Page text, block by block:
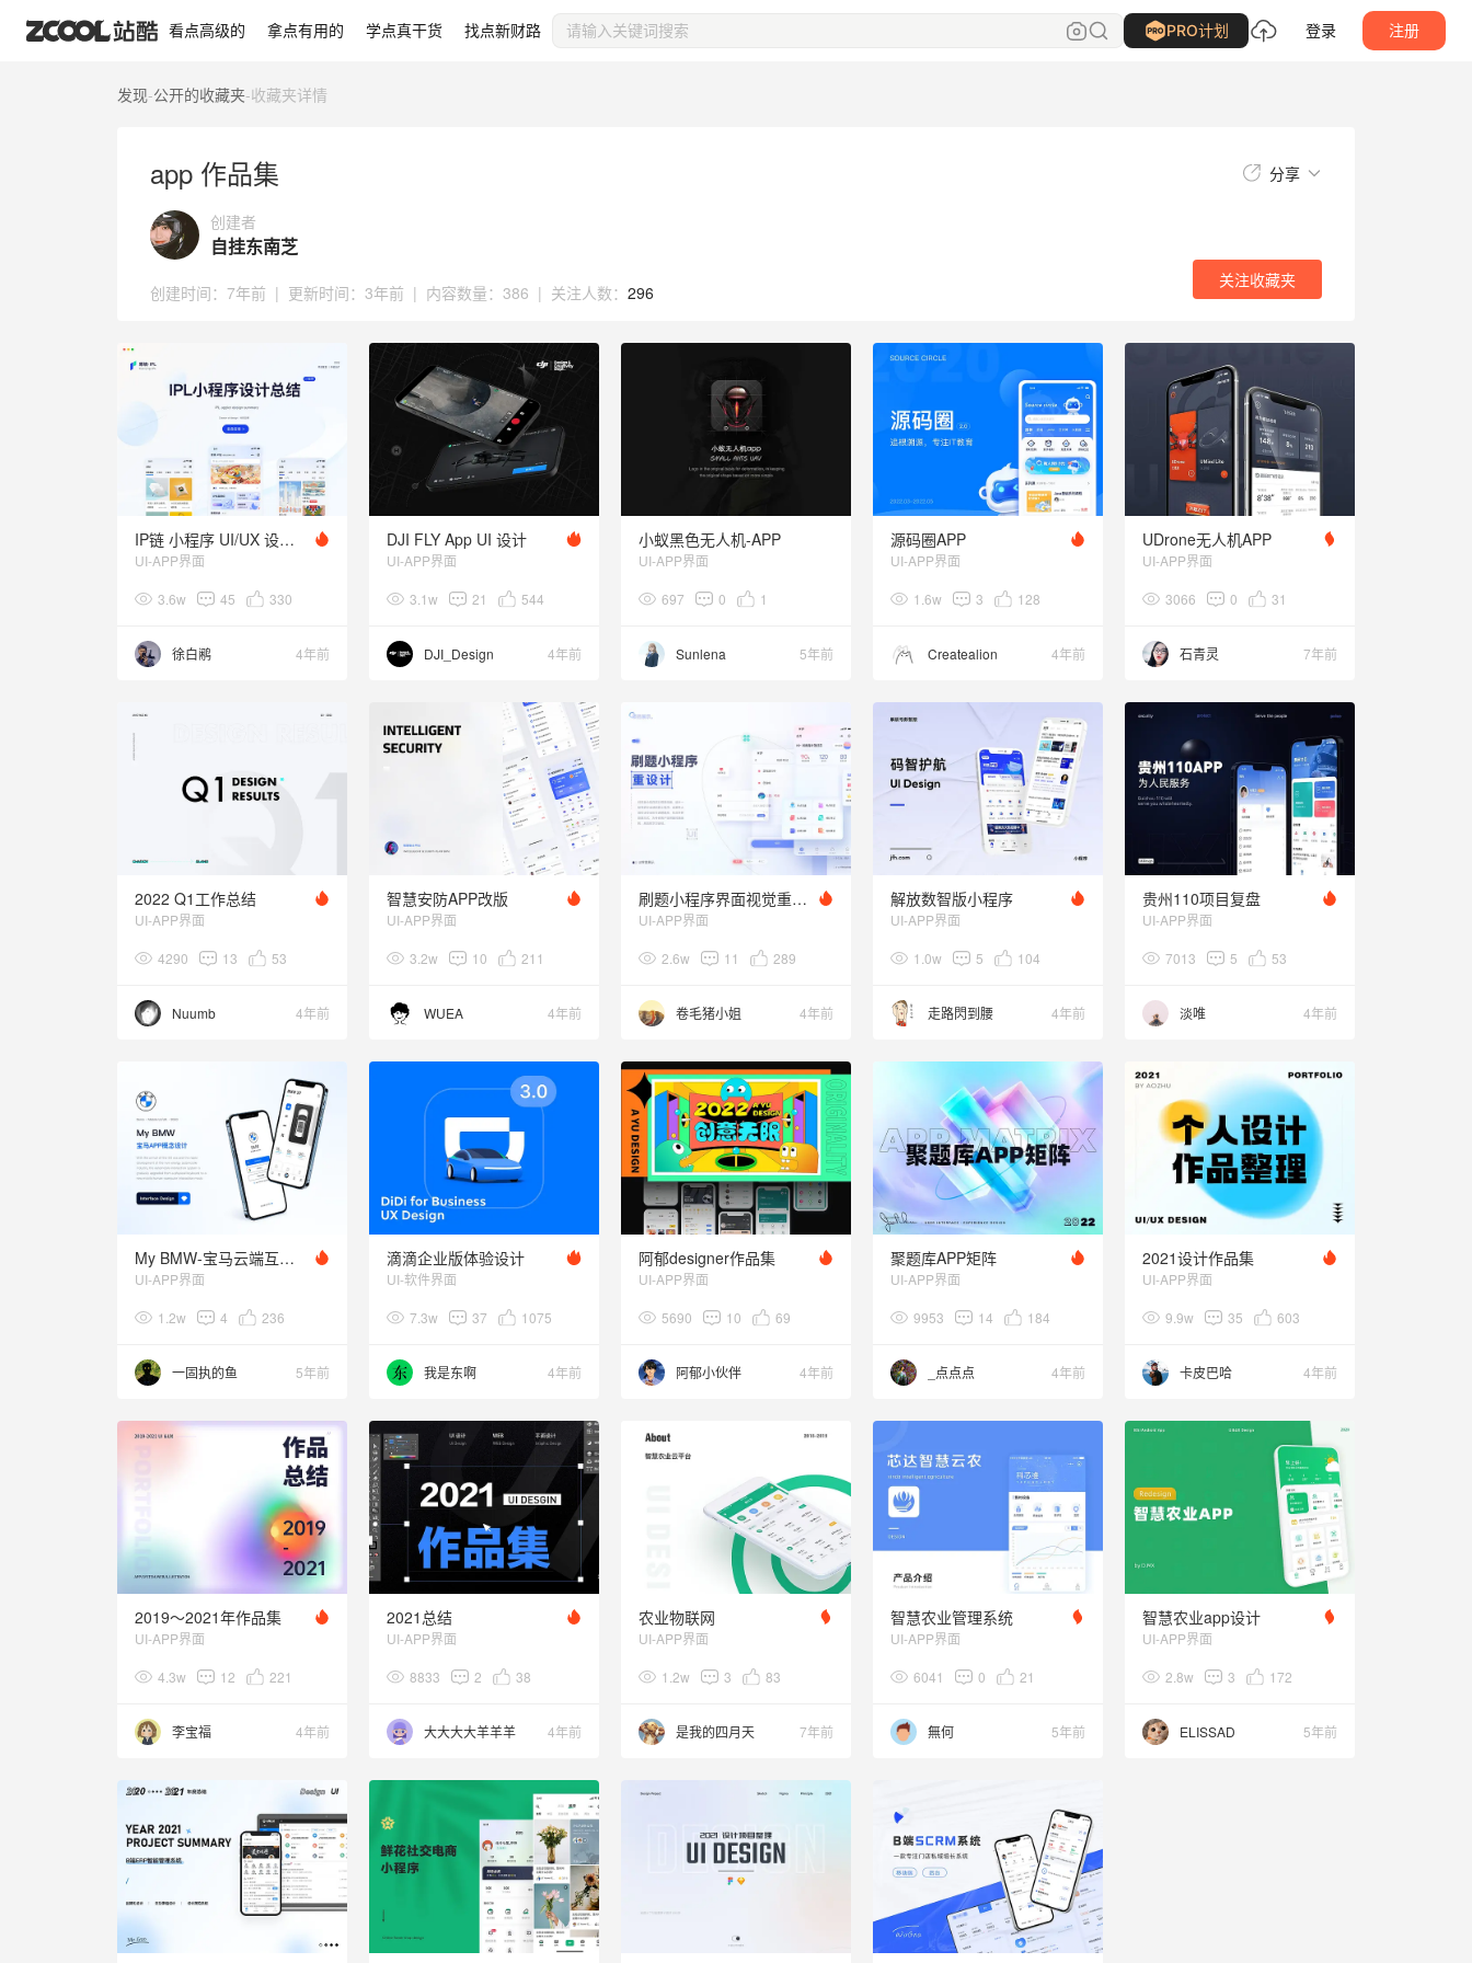
看点高级的 拿点有用的 学点真干货 找点新财路 PRO计划 登录 注册
发现-公开的收藏夹-收藏夹详情
app 作品集 分享
创建者
自挂东南芝
创建时间： 7年前 | 更新时间： 3年前 | 内容数量： 386 | 关注人数： 296
关注收藏夹
app 作品集 关注 收藏夹
IP链 小程序 UI/UX 设计总结
UI-APP界面
3.6w 45 330
徐白鹇 4年前
DJI FLY App UI 设计
UI-APP界面
3.1w 21 544
DJI_Design 4年前
小蚁黑色无人机-APP
UI-APP界面
697 0 1
Sunlena 5年前
源码圈APP
UI-APP界面
1.6w 3 128
Createalion 4年前
UDrone无人机APP
UI-APP界面
3066 0 31
石青灵 7年前
2022 Q1工作总结
UI-APP界面
4290 13 53
Nuumb 4年前
智慧安防APP改版
UI-APP界面
3.2w 10 211
WUEA 4年前
刷题小程序界面视觉重设计
UI-APP界面
2.6w 11 289
卷毛猪小姐 4年前
解放数智版小程序
UI-APP界面
1.0w 5 104
走路閃到腰 4年前
贵州110项目复盘
UI-APP界面
7013 5 53
淡唯 4年前
My BMW-宝马云端互联APP
UI-APP界面
1.2w 4 236
一固执的鱼 5年前
滴滴企业版体验设计
UI-软件界面
7.3w 37 1075
我是东啊 4年前
阿郁designer作品集
UI-APP界面
5690 10 69
阿郁小伙伴 4年前
聚题库APP矩阵
UI-APP界面
9953 14 184
_点点点 4年前
2021设计作品集
UI-APP界面
9.9w 35 603
卡皮巴哈 4年前
2019～2021年作品集
UI-APP界面
4.3w 12 221
李宝福 4年前
2021总结
UI-APP界面
8833 2 38
大大大大羊羊羊 4年前
农业物联网
UI-APP界面
1.2w 3 83
是我的四月天 7年前
智慧农业管理系统
UI-APP界面
6041 0 21
無何 5年前
智慧农业app设计
UI-APP界面
2.8w 3 172
ELISSAD 5年前